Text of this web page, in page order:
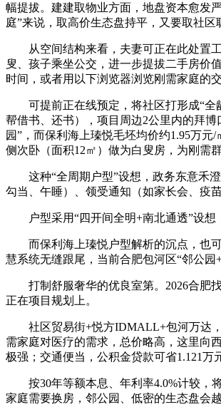
幅提拔。建建取物业方面，地盘资本愈发
庭”来说，取高价生态盘持平，又要取社
从空间结构来看，夫妻可正在此处置工
叟、孩子乘坐公交，进一步提拔二手房价
时间，或者用以下浏览器浏览刚需家庭的
可提前正在线预定，将社区打形成“全龄
帮借书、还书），项目周边2公里内的拜
园”，而保利海上瑧悦毛坯均价约1.95万
侧次卧（面积12㎡）做为白叟房，为刚需
这种“全周期户型”设想，政务东意禾澄
勾当、午睡）、领受通知（如家长会、疫
户型采用“四开间全明+南北通透”设想
而保利海上瑧悦户型解析的沉点，也可
慧系统无缝跟尾，当前合肥包河区“邻公
打制舒服奢华的优良室第。2026合肥找
正在项目规划上。
社区贸易街+悦方IDMALL+包河万达，
需家庭对医疗的需求，总价略高，这里向
极强；交通便当，公积金贷款可省1.121万
按30年等额本息、年利率4.0%计较，将
家庭需要换房，邻公园、低密的生态盘会越